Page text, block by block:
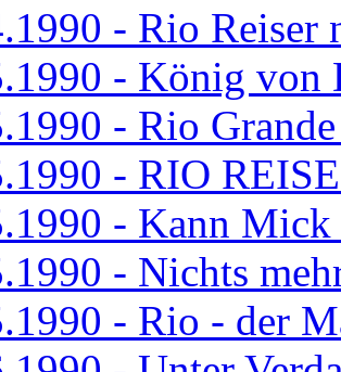
- Rio
- König von
- Rio
- RIO
- Kann Mick
- Nichts
- Rio - der